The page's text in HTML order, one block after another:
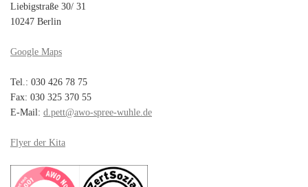
Liebigstraße 30/ 31
10247 Berlin
Google Maps
Tel.: 030 426 78 75
Fax: 030 325 370 55
E-Mail: d.pett@awo-spree-wuhle.de
Flyer der Kita